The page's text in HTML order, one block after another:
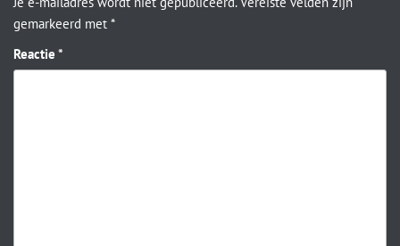
gemarkeerd met *
Reactie *